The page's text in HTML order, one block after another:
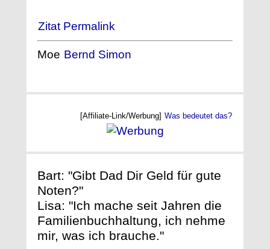
Zitat Permalink
Moe Bernd Simon
[Affiliate-Link/Werbung] Was bedeutet das?
Bart: "Gibt Dad Dir Geld für gute
Noten?"
Lisa: "Ich mache seit Jahren die
Familienbuchhaltung, ich nehme
mir, was ich brauche."